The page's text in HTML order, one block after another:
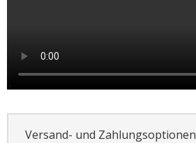
Versand- und Zahlungsoptionen